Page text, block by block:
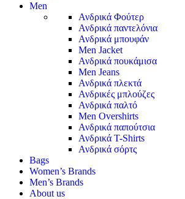
Men
Ανδρικά Φούτερ
Ανδρικά παντελόνια
Ανδρικά μπουφάν
Men Jacket
Ανδρικά πουκάμισα
Men Jeans
Ανδρικά πλεκτά
Ανδρικές μπλούζες
Ανδρικά παλτό
Men Overshirts
Ανδρικά παπούτσια
Ανδρικά T-Shirts
Ανδρικά σόρτς
Bags
Women’s Brands
Men’s Brands
About us